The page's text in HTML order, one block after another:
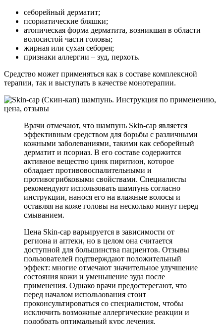
себорейный дерматит;
псориатические бляшки;
атопическая форма дерматита, возникшая в области
волосистой части головы;
жирная или сухая себорея;
признаки аллергии – зуд, перхоть.
Средство может применяться как в составе комплексной
терапии, так и выступать в качестве монотерапии.
Врачи отмечают, что шампунь Skin-cap является
эффективным средством для борьбы с различными
кожными заболеваниями, такими как себорейный
дерматит и псориаз. В его составе содержится
активное вещество цинк пиритион, которое
обладает противовоспалительными и
противогрибковыми свойствами. Специалисты
рекомендуют использовать шампунь согласно
инструкции, нанося его на влажные волосы и
оставляя на коже головы на несколько минут перед
смыванием.
Цена Skin-cap варьируется в зависимости от
региона и аптеки, но в целом она считается
доступной для большинства пациентов. Отзывы
пользователей подтверждают положительный
эффект: многие отмечают значительное улучшение
состояния кожи и уменьшение зуда после
применения. Однако врачи предостерегают, что
перед началом использования стоит
проконсультироваться со специалистом, чтобы
исключить возможные аллергические реакции и
подобрать оптимальный курс лечения.